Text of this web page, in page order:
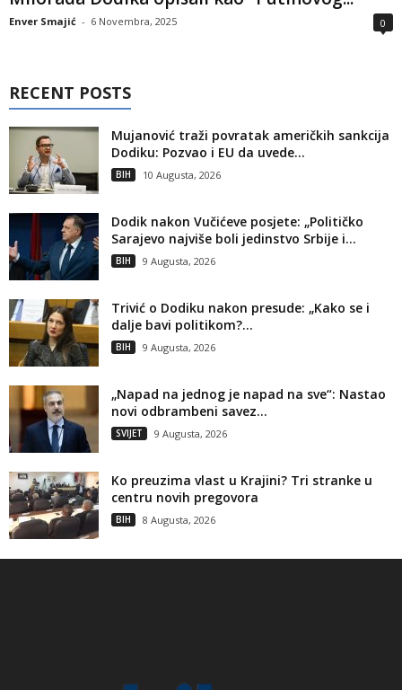
Enver Smajić - 6 Novembra, 2025 0
RECENT POSTS
Mujanović traži povratak američkih sankcija
Dodiku: Pozvao i EU da uvede...
BIH 10 Augusta, 2026
Dodik nakon Vučićeve posjete: „Političko
Sarajevo najviše boli jedinstvo Srbije i...
BIH 9 Augusta, 2026
Trivić o Dodiku nakon presude: „Kako se i
dalje bavi politikom?...
BIH 9 Augusta, 2026
„Napad na jednog je napad na sve“: Nastao
novi odbrambeni savez...
SVIJET 9 Augusta, 2026
Ko preuzima vlast u Krajini? Tri stranke u
centru novih pregovora
BIH 8 Augusta, 2026